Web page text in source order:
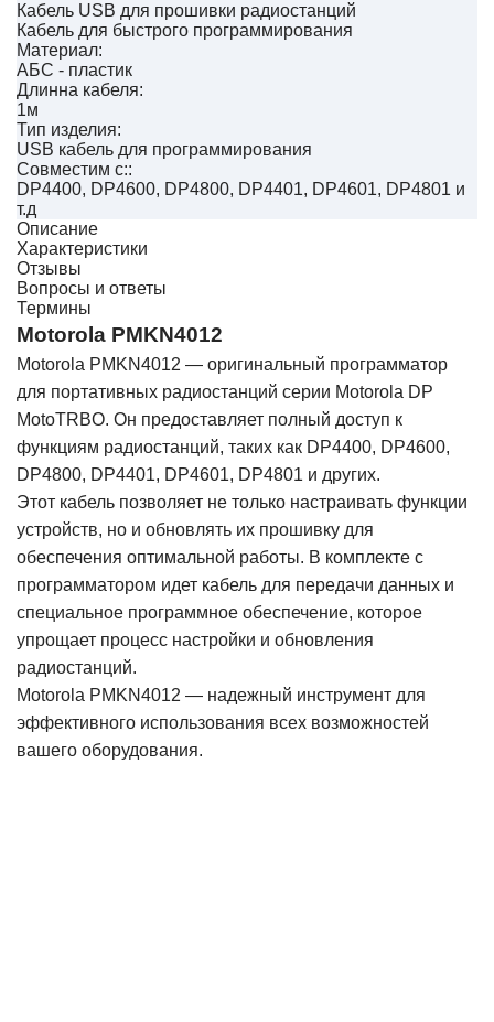
Кабель USB для прошивки радиостанций
Кабель для быстрого программирования
Материал:
АБС - пластик
Длинна кабеля:
1м
Тип изделия:
USB кабель для программирования
Совместим с::
DP4400, DP4600, DP4800, DP4401, DP4601, DP4801 и
т.д
Описание
Характеристики
Отзывы
Вопросы и ответы
Термины
Motorola PMKN4012
Motorola PMKN4012 — оригинальный программатор
для портативных радиостанций серии Motorola DP
MotoTRBO. Он предоставляет полный доступ к
функциям радиостанций, таких как DP4400, DP4600,
DP4800, DP4401, DP4601, DP4801 и других.
Этот кабель позволяет не только настраивать функции
устройств, но и обновлять их прошивку для
обеспечения оптимальной работы. В комплекте с
программатором идет кабель для передачи данных и
специальное программное обеспечение, которое
упрощает процесс настройки и обновления
радиостанций.
Motorola PMKN4012 — надежный инструмент для
эффективного использования всех возможностей
вашего оборудования.